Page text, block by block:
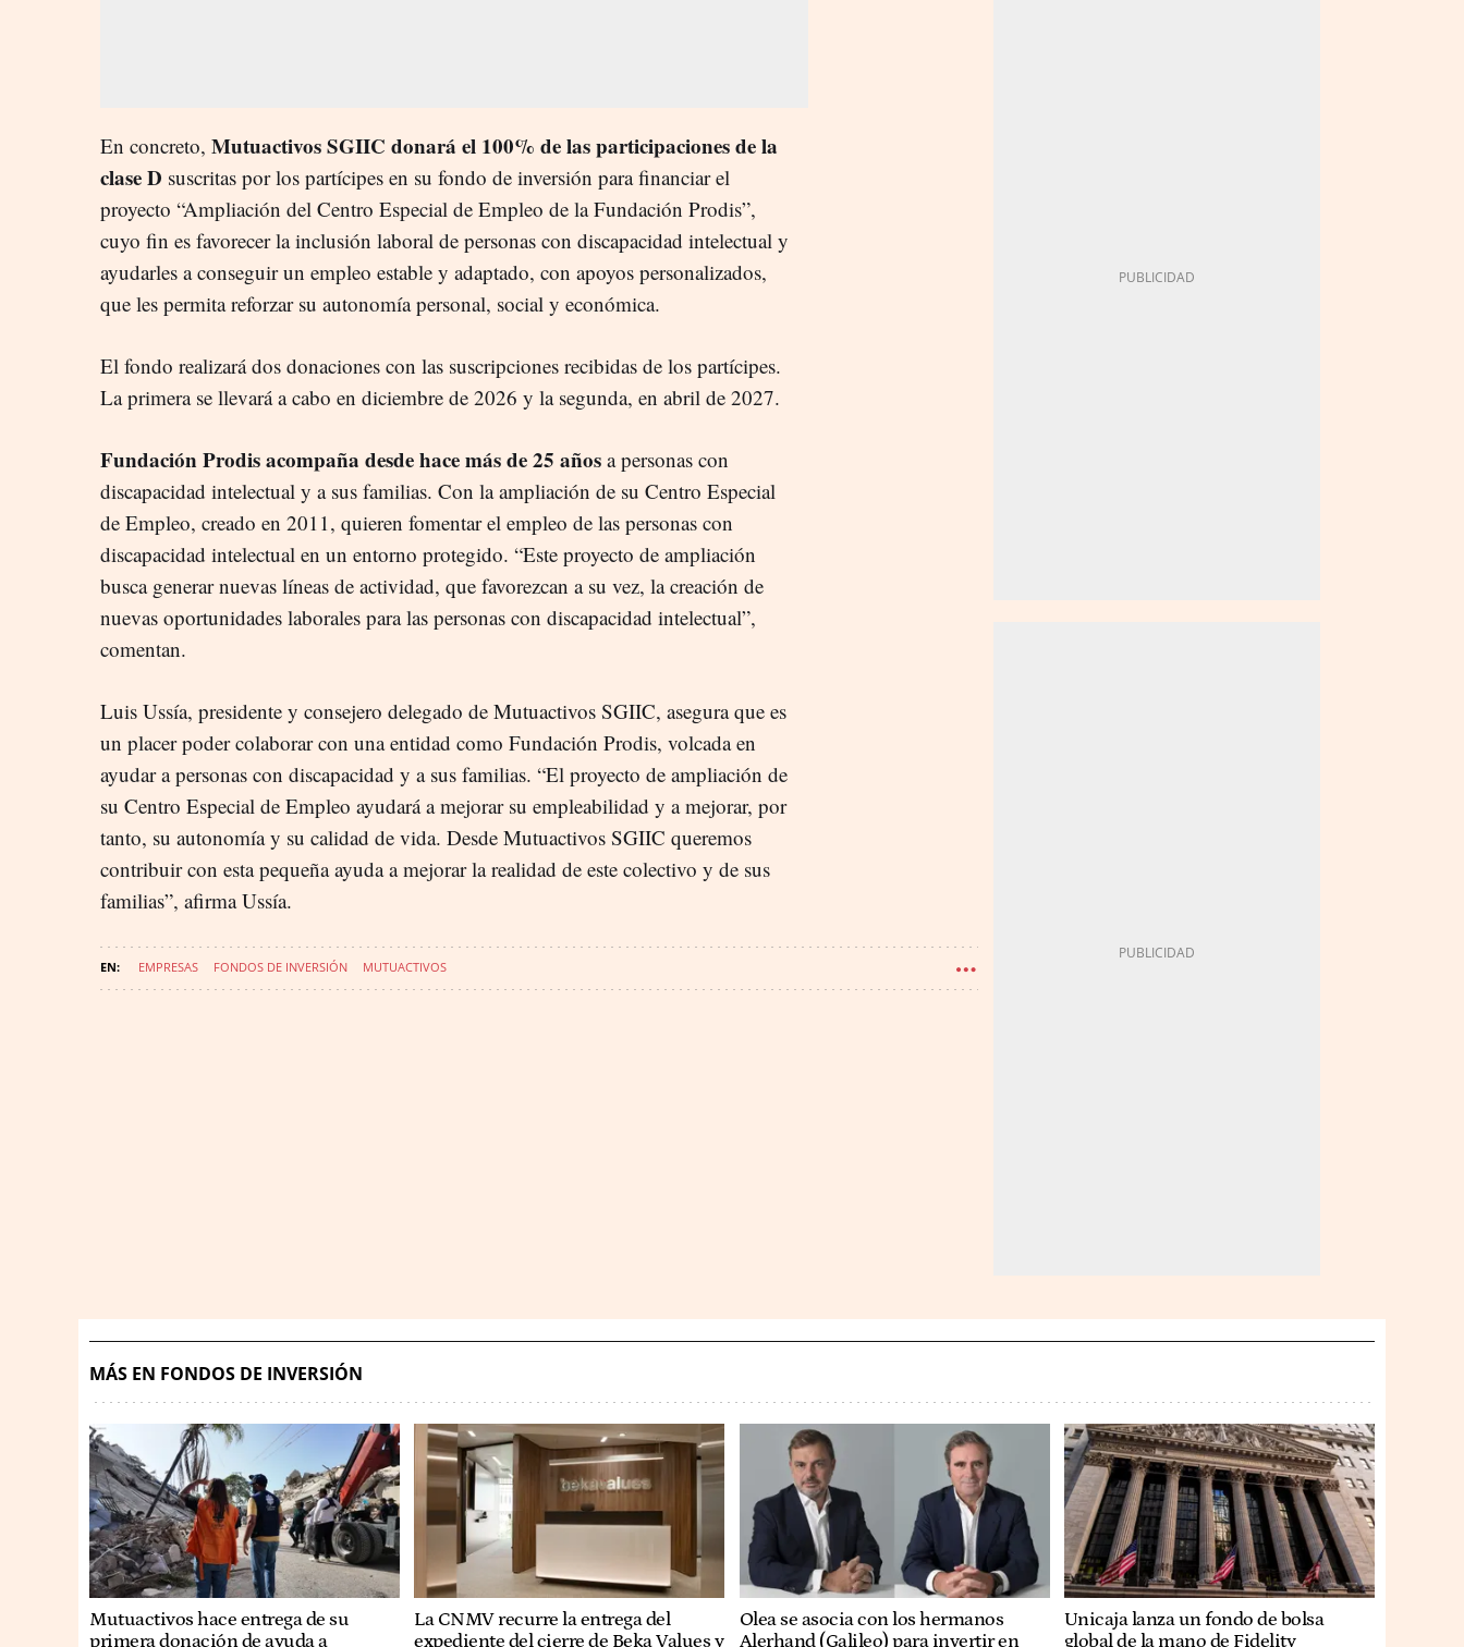
En concreto, Mutuactivos SGIIC donará el 100% de las participaciones de la
clase D suscritas por los partícipes en su fondo de inversión para financiar el
proyecto “Ampliación del Centro Especial de Empleo de la Fundación Prodis”,
cuyo fin es favorecer la inclusión laboral de personas con discapacidad intelectual y
ayudarles a conseguir un empleo estable y adaptado, con apoyos personalizados,
que les permita reforzar su autonomía personal, social y económica.
El fondo realizará dos donaciones con las suscripciones recibidas de los partícipes.
La primera se llevará a cabo en diciembre de 2026 y la segunda, en abril de 2027.
Fundación Prodis acompaña desde hace más de 25 años a personas con
discapacidad intelectual y a sus familias. Con la ampliación de su Centro Especial
de Empleo, creado en 2011, quieren fomentar el empleo de las personas con
discapacidad intelectual en un entorno protegido. “Este proyecto de ampliación
busca generar nuevas líneas de actividad, que favorezcan a su vez, la creación de
nuevas oportunidades laborales para las personas con discapacidad intelectual”,
comentan.
Luis Ussía, presidente y consejero delegado de Mutuactivos SGIIC, asegura que es
un placer poder colaborar con una entidad como Fundación Prodis, volcada en
ayudar a personas con discapacidad y a sus familias. “El proyecto de ampliación de
su Centro Especial de Empleo ayudará a mejorar su empleabilidad y a mejorar, por
tanto, su autonomía y su calidad de vida. Desde Mutuactivos SGIIC queremos
contribuir con esta pequeña ayuda a mejorar la realidad de este colectivo y de sus
familias”, afirma Ussía.
EMPRESAS FONDOS DE INVERSIÓN MUTUACTIVOS
MÁS EN FONDOS DE INVERSIÓN
Mutuactivos hace entrega de su
primera donación de ayuda a
La CNMV recurre la entrega del
expediente del cierre de Beka Values y
Olea se asocia con los hermanos
Alerhand (Galileo) para invertir en
Unicaja lanza un fondo de bolsa
global de la mano de Fidelity